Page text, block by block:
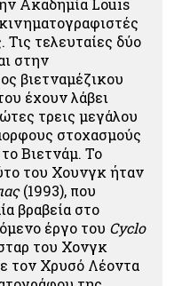
Ακαδημία Louis
τελευταίες δύο
στην
βιετναμέζικου
έχουν λάβει
τρεις μεγάλου
στοχασμούς
Βιετνάμ. Το
του Χουνγκ ήταν
(1993), που
βραβεία στο
έργο του Cyclo
του Χονγκ
τον Χρυσό Λέοντα